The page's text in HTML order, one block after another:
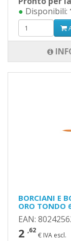
● Disponibili:
BORCIANI E
ORO TONDO
EAN:
2 ,62
€ IVA escl.